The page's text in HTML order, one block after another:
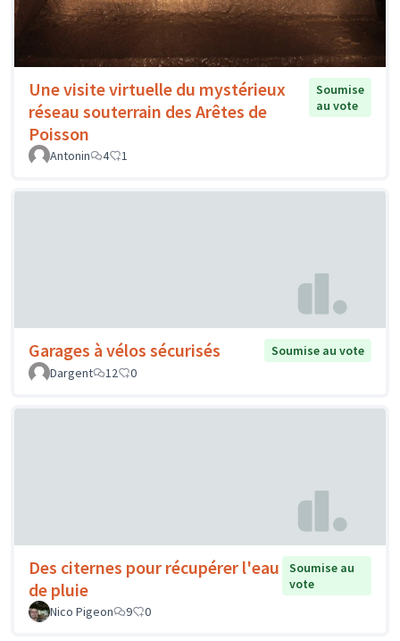
Une visite virtuelle du mystérieux
réseau souterrain des Arêtes de
Poisson
Soumise
au vote
Antonin 4 1
Garages à vélos sécurisés
Soumise au vote
Dargent
12 0
Des citernes pour récupérer l'eau
de pluie
Soumise au
vote
Nico Pigeon
9 0